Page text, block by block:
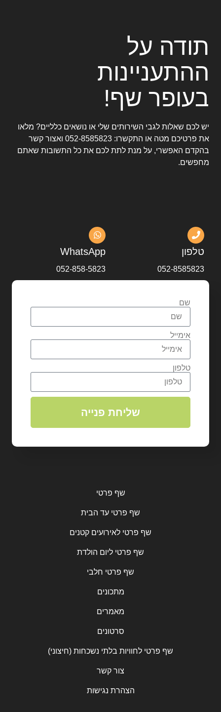
תודה על
ההתעניינות
בעופר שף!
יש לכם שאלות לגבי השירותים שלי או נושאים כלליים? מלאו
את פרטיכם מטה או התקשרו: 052-8585823 ואצור קשר
בהקדם האפשרי, על מנת לתת לכם את כל התשובות שאתם
מחפשים.
טלפון
052-8585823
WhatsApp
052-858-5823
שם
אימייל
טלפון
שליחת פנייה
שף פרטי
שף פרטי עד הבית
שף פרטי לאירועים קטנים
שף פרטי ליום הולדת
שף פרטי חלבי
מתכונים
מאמרים
סרטונים
שף פרטי לחוויות בלתי נשכחות (חיצוני)
צור קשר
הצהרת נגישות